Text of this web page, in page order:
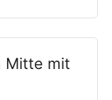
Mitte mit